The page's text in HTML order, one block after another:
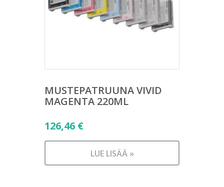
MUSTEPATRUUNA VIVID
MAGENTA 220ML
126,46 €
LUE LISÄÄ »